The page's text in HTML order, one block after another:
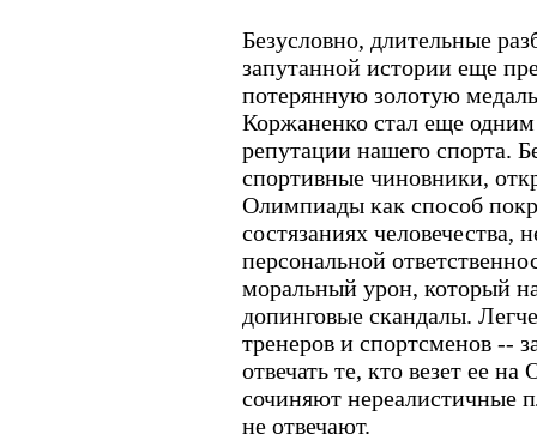
Безусловно, длительные
запутанной истории еще
потерянную золотую
Коржаненко стал еще
репутации нашего спорта.
спортивные чиновники,
Олимпиады как способ
состязаниях человечества,
персональной
моральный урон, который
допинговые скандалы.
тренеров и спортсменов --
отвечать те, кто везет ее
сочиняют нереалистичные
не отвечают.